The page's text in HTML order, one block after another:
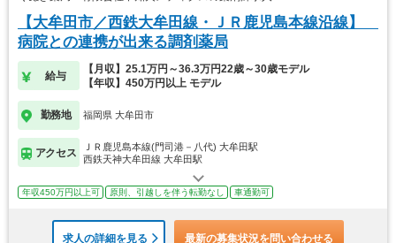
【大牟田市／西鉄大牟田線・ＪＲ鹿児島本線沿線】
病院との連携が出来る調剤薬局
給与
【月収】25.1万円～36.3万円22歳～30歳モデル
【年収】450万円以上 モデル
勤務地 福岡県 大牟田市
アクセス
ＪＲ鹿児島本線(門司港－八代) 大牟田駅
西鉄天神大牟田線 大牟田駅
年収450万円以上可 原則、引越しを伴う転勤なし 車通勤可
求人の詳細を見る 最新の募集状況を問い合わせる